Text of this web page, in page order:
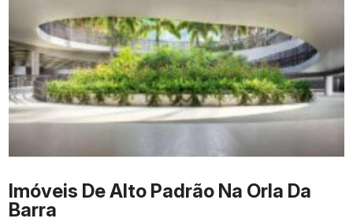
Imóveis De Alto Padrão Na Orla Da
Barra